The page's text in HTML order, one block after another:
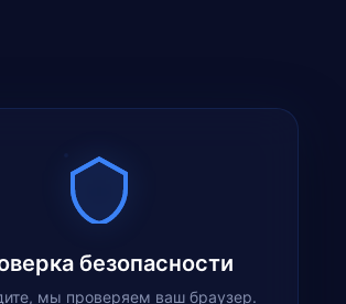
безопасности
мы проверяем ваш браузер.